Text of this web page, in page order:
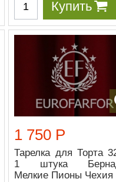
Купить
1 750 Р
Тарелка для Торта
1 штука
Мелкие Пионы Чехия